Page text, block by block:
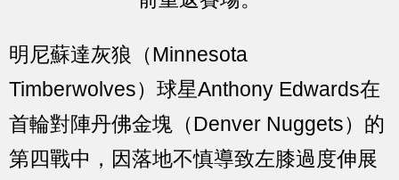
明尼蘇達灰狼（Minnesota
Timberwolves）球星Anthony Edwards在
首輪對陣丹佛金塊（Denver Nuggets）的
第四戰中，因落地不慎導致左膝過度伸展